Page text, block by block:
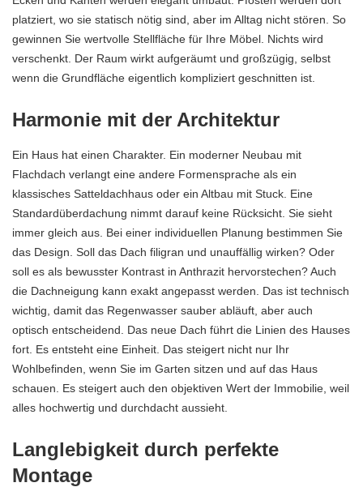
platziert, wo sie statisch nötig sind, aber im Alltag nicht stören. So
gewinnen Sie wertvolle Stellfläche für Ihre Möbel. Nichts wird
verschenkt. Der Raum wirkt aufgeräumt und großzügig, selbst
wenn die Grundfläche eigentlich kompliziert geschnitten ist.
Harmonie mit der Architektur
Ein Haus hat einen Charakter. Ein moderner Neubau mit
Flachdach verlangt eine andere Formensprache als ein
klassisches Satteldachhaus oder ein Altbau mit Stuck. Eine
Standardüberdachung nimmt darauf keine Rücksicht. Sie sieht
immer gleich aus. Bei einer individuellen Planung bestimmen Sie
das Design. Soll das Dach filigran und unauffällig wirken? Oder
soll es als bewusster Kontrast in Anthrazit hervorstechen? Auch
die Dachneigung kann exakt angepasst werden. Das ist technisch
wichtig, damit das Regenwasser sauber abläuft, aber auch
optisch entscheidend. Das neue Dach führt die Linien des Hauses
fort. Es entsteht eine Einheit. Das steigert nicht nur Ihr
Wohlbefinden, wenn Sie im Garten sitzen und auf das Haus
schauen. Es steigert auch den objektiven Wert der Immobilie, weil
alles hochwertig und durchdacht aussieht.
Langlebigkeit durch perfekte
Montage